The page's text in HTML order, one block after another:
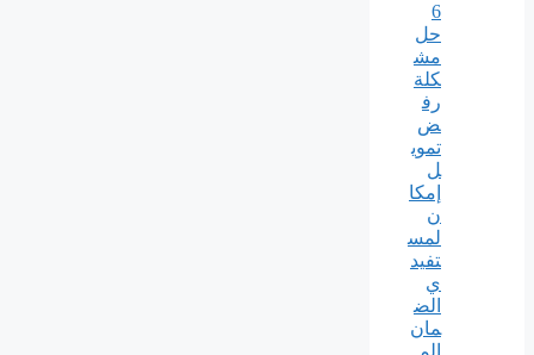
6
حل
مش
كلة
رف
ض
تموي
ل
إمكا
ن
لمس
تفيد
ي
الض
مان